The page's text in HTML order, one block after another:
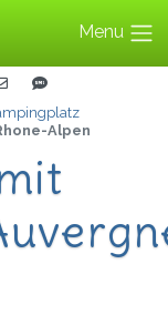
Menu
Alpen